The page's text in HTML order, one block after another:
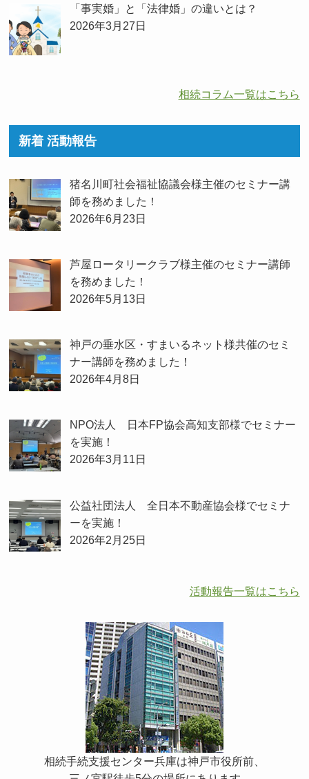
「事実婚」と「法律婚」の違いとは？
2026年3月27日
相続コラム一覧はこちら
新着 活動報告
猪名川町社会福祉協議会様主催のセミナー講
師を務めました！
2026年6月23日
芦屋ロータリークラブ様主催のセミナー講師
を務めました！
2026年5月13日
神戸の垂水区・すまいるネット様共催のセミ
ナー講師を務めました！
2026年4月8日
NPO法人 日本FP協会高知支部様でセミナー
を実施！
2026年3月11日
公益社団法人 全日本不動産協会様でセミナ
ーを実施！
2026年2月25日
活動報告一覧はこちら
相続手続支援センター兵庫は神戸市役所前、